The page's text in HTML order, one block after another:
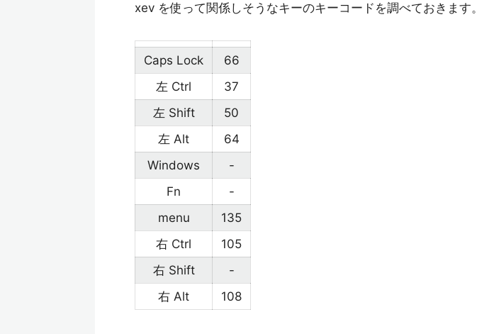
xev を使って関係しそうなキーのキーコードを調べておきます。
Caps Lock
66
左 Ctrl
37
左 Shift
50
左 Alt
64
Windows
-
Fn
-
menu
135
右 Ctrl
105
右 Shift
-
右 Alt
108